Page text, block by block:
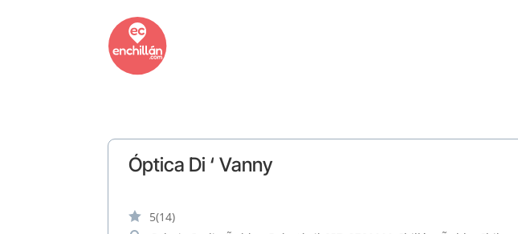
Óptica Di ‘ Vanny
 5(14)